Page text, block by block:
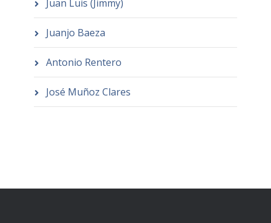
Juan Luis (Jimmy)
Juanjo Baeza
Antonio Rentero
José Muñoz Clares